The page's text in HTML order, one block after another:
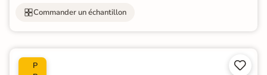
Commander un échantillon
P

